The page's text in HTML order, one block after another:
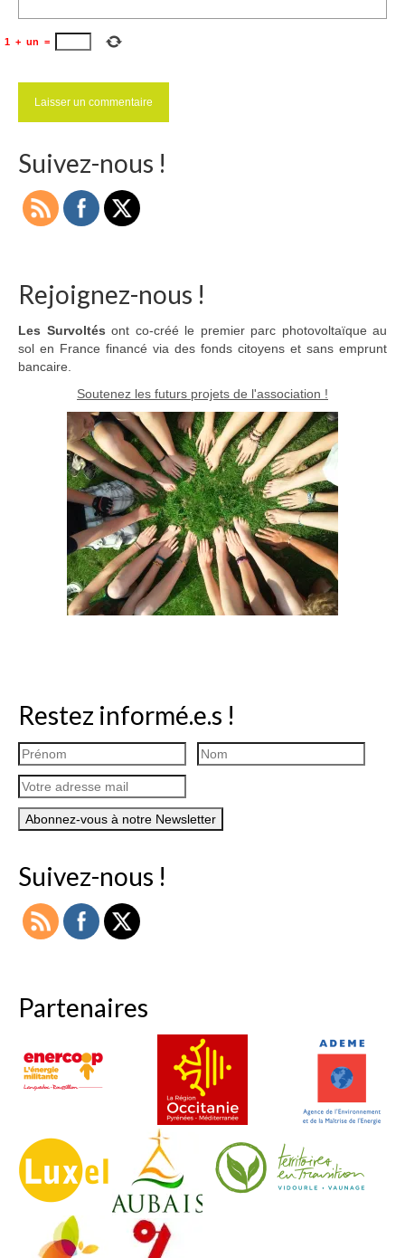
1 + un =
Suivez-nous !
Rejoignez-nous !
Les Survoltés ont co-créé le premier parc photovoltaïque au
sol en France financé via des fonds citoyens et sans emprunt
bancaire.
Soutenez les futurs projets de l'association !
Restez informé.e.s !
Suivez-nous !
Partenaires